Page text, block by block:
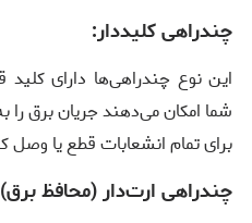
چندراهی کلیددار:
این نوع چندراهی‌ها دارای
شما امکان می‌دهند جریان برق را
برای تمام انشعابات قطع یا وصل
چندراهی ارت‌دار (محافظ